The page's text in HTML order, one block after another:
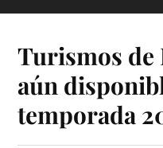
Turismos de
aún
temporada